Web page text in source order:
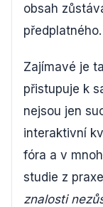
obsah
předplatného.
Zajímavé je
přistupuje k
nejsou jen
interaktivní
fóra a v
studie z
znalosti